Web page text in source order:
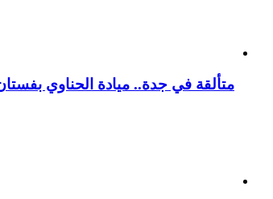
متألقة في جدة.. ميادة الحناوي